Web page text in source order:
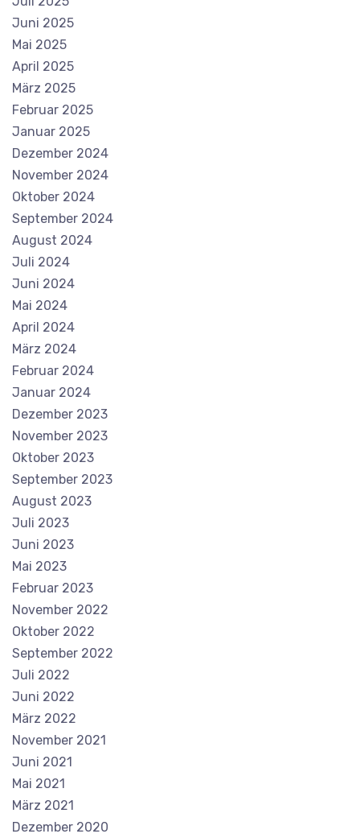
Juni 2025
Mai 2025
April 2025
März 2025
Februar 2025
Januar 2025
Dezember 2024
November 2024
Oktober 2024
September 2024
August 2024
Juli 2024
Juni 2024
Mai 2024
April 2024
März 2024
Februar 2024
Januar 2024
Dezember 2023
November 2023
Oktober 2023
September 2023
August 2023
Juli 2023
Juni 2023
Mai 2023
Februar 2023
November 2022
Oktober 2022
September 2022
Juli 2022
Juni 2022
März 2022
November 2021
Juni 2021
Mai 2021
März 2021
Dezember 2020